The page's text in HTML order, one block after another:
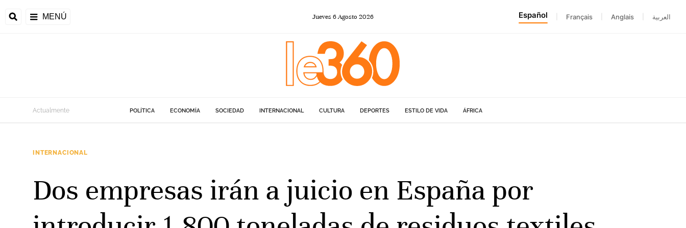
MENÚ Jueves6Agosto 2026 Español Français Anglais العربية
Actualmente POLÍTICA ECONOMÍA SOCIEDAD INTERNACIONAL CULTURA DEPORTES ESTILO DE VIDA ÁFRICA
INTERNACIONAL
Dos empresas irán a juicio en España por